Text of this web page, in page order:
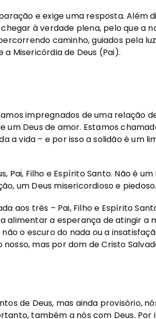
e exige uma resposta. Além
à verdade plena, pelo que a
caminho, guiados pela
Misericórdia de Deus (Pai).
impregnados de uma relação
um Deus de amor. Estamos
a vida – e por isso a solidão é um
Filho e Espírito Santo. Não é um
um Deus misericordioso e piedoso.
aos três – Pai, Filho e Espírito
alimentar a esperança de atingir a
o escuro do nada ou a
mas por dom de Cristo
de Deus, mas ainda provisório,
também a nós com Deus. Por